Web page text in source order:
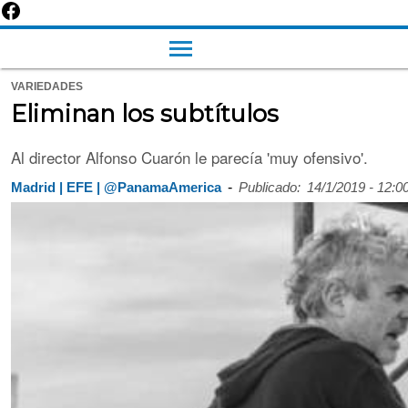
VARIEDADES
Eliminan los subtítulos
Al director Alfonso Cuarón le parecía 'muy ofensivo'.
Madrid | EFE | @PanamaAmerica - Publicado: 14/1/2019 -